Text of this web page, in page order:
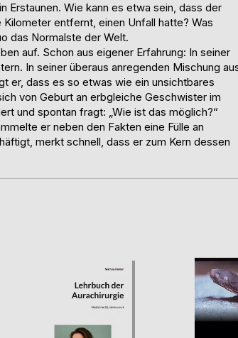
Erstaunen. Wie kann es etwa sein, dass der
entfernt, einen Unfall hatte? Was
das Normalste der Welt.
auf. Schon aus eigener Erfahrung: In seiner
In seiner überaus anregenden Mischung
er, dass es so etwas wie ein unsichtbares
von Geburt an erbgleiche Geschwister im
und spontan fragt: „Wie ist das möglich?“
er neben den Fakten eine Fülle an
merkt schnell, dass er zum Kern dessen